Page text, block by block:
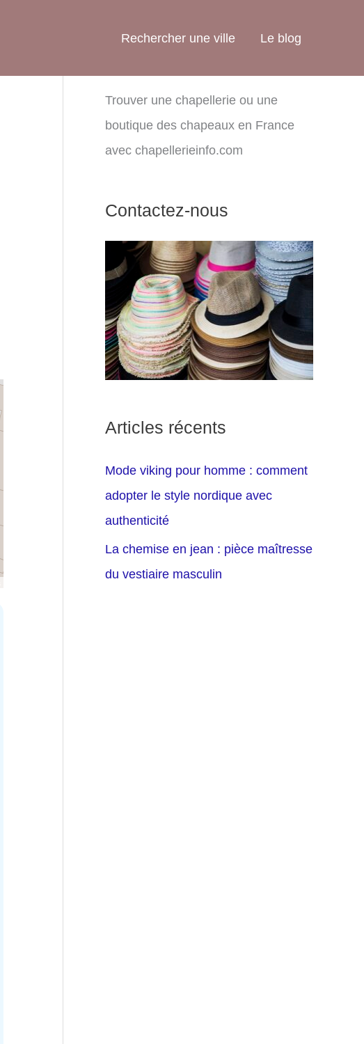
Rechercher une ville Le blog
Trouver une chapellerie ou une
boutique des chapeaux en France
avec chapellerieinfo.com
Contactez-nous
Articles récents
Mode viking pour homme : comment
adopter le style nordique avec
authenticité
La chemise en jean : pièce maîtresse
du vestiaire masculin